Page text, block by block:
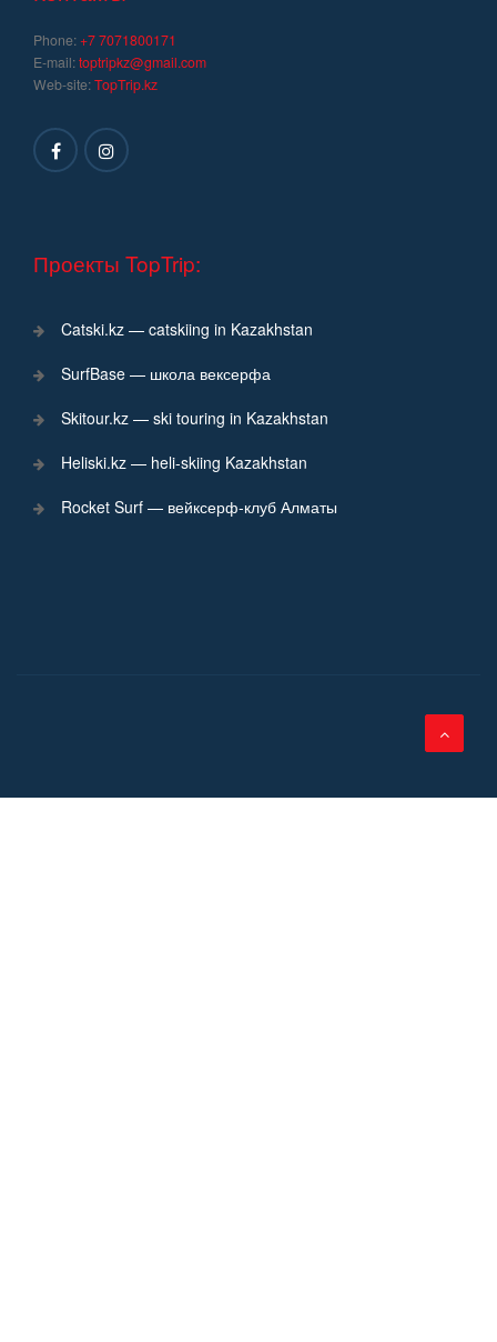
Phone:+7 7071800171
E-mail:toptripkz@gmail.com
Web-site:TopTrip.kz
Проекты TopTrip:
Catski.kz — catskiing in Kazakhstan
SurfBase — школа вексерфа
Skitour.kz — ski touring in Kazakhstan
Heliski.kz — heli-skiing Kazakhstan
Rocket Surf — вейксерф-клуб Алматы